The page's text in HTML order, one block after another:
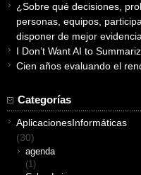
¿Sobre qué decisiones,
personas, equipos,
disponer de mejor
I Don’t Want AI to
Cien años evaluando el
Categorías
AplicacionesInformáticas
(30)
agenda
(1)